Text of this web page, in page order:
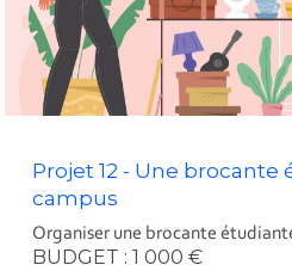
Projet 12 - Une brocante
campus
Organiser une brocante
BUDGET : 1 000 €